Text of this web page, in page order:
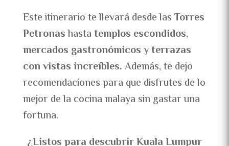
Este itinerario te llevará desde lasTorres
Petronashastatemplos escondidos,
mercados gastronómicosyterrazas
con vistas increíbles.Además, te dejo
recomendaciones para que disfrutes de lo
mejor de la cocina malaya sin gastar una
fortuna.
¿Listos para descubrir Kuala Lumpur